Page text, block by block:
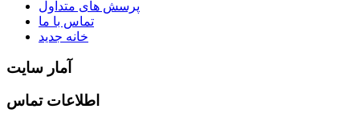
پرسش های متداول
تماس با ما
خانه جدید
آمار سایت
اطلاعات تماس